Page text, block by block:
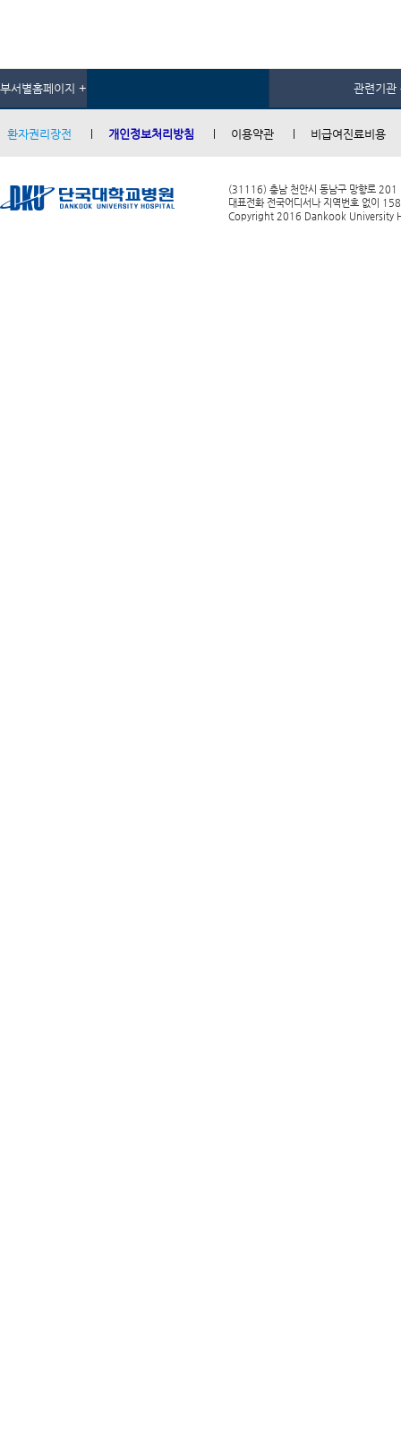
부서별홈페이지 + 관련기관
환자권리장전 개인정보처리방침 이용약관 비급여진료비용
(31116) 충남 천안시 동남구 망향로 201
대표전화 전국어디서나 지역번호 없이
Copyright 2016 Dankook University